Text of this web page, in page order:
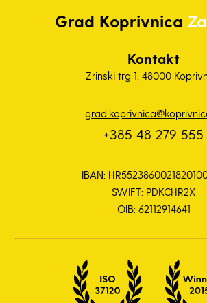
Grad Koprivnica
Kontakt
Zrinski trg 1, 48000
+385 48 279 555
IBAN:
SWIFT: PDKCHR2X
OIB: 62112914641